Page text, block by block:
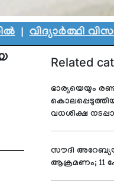
വിസ
Related
ഭാര്യയെയും
വധശിക്ഷ
സൗദി
ആക്രമണം; 11